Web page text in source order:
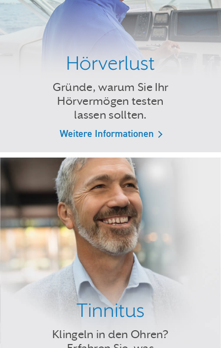
Hörverlust
Gründe, warum Sie Ihr
Hörvermögen testen
lassen sollten.
Weitere Informationen
Tinnitus
Klingeln in den Ohren?